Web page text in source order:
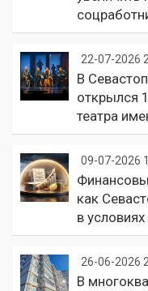
22-07-2026
В
открылся
театра
09-07-2026
как
в
26-06-2026
В